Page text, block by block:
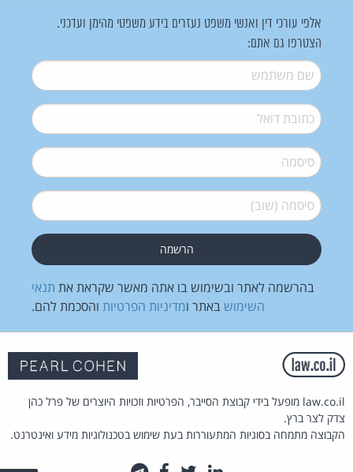
אלפי עורכי דין ואנשי משפט נעזרים בידע משפטי מהימן ועדכני.
הצטרפו גם אתם:
שם משתמש*
דואל*
סיסמה*
סיסמה (שוב)*
בהרשמה לאתר ובשימוש בו אתה מאשר שקראת את תנאי
השימוש באתר ומדיניות הפרטיות והסכמת להם.
law.co.il מופעל בידי קבוצת הסייבר, הפרטיות וזכויות היוצרים של פרל כהן
צדק לצר ברץ.
הקבוצה מתמחה בסוגיות המתעוררות בעת שימוש בטכנולוגיות מידע ואינטרנט.